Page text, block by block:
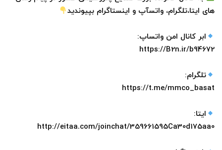
های ایتا،تلگرام، واتسآپ و اینستاگرام بپیوندید
ابر کانال امن واتساپ:
https://B2n.ir/b94672
تلگرام:
https://t.me/mmco_basat
ایتا:
http://eitaa.com/joinchat/359661595Ca30d175aa0